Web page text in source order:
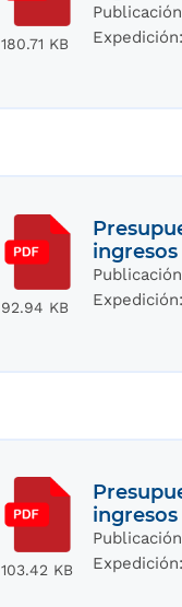
180.71 KB
Expedición:
92.94 KB
ingresos
Expedición:
103.42 KB
ingresos
Expedición: